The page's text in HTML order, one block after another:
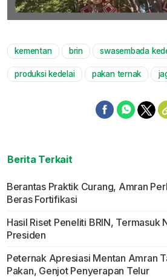
kementan brin swasembada
produksi kedelai pakan ternak
Berita Terkait
Berantas Praktik Curang, Amran
Beras Fortifikasi
Hasil Riset Peneliti BRIN, Termasuk
Presiden
Peternak Apresiasi Mentan Amran
Pakan, Genjot Penyerapan Telur